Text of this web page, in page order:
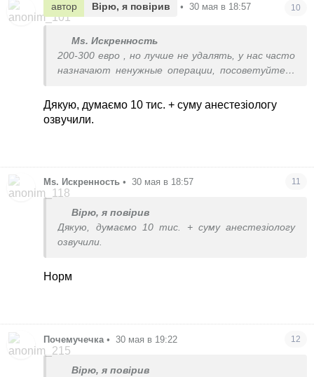
автор Вірю, я повірив • 30 мая в 18:57 10
Ms. Искренность
200-300 евро , но лучше не удалять, у нас часто
назначают ненужные операции, посоветуйтесь
Дякую, думаємо 10 тис. + суму анестезіологу
озвучили.
Ms. Искренность • 30 мая в 18:57 11
Вірю, я повірив
Дякую, думаємо 10 тис. + суму анестезіологу
озвучили.
Норм
Почемучечка • 30 мая в 19:22 12
Вірю, я повірив